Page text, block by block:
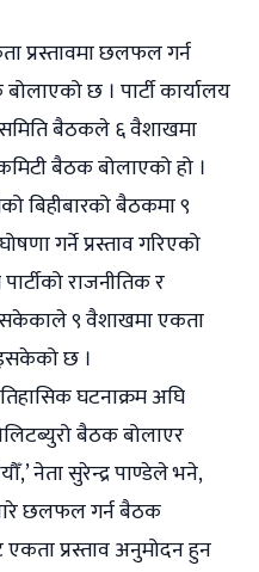
प्रस्तावमा छलफल गर्न
छ । पार्टी कार्यालय
समिति बैठकले ६ वैशाखमा
बैठक बोलाएको हो ।
बिहीबारको बैठकमा ९
गर्ने प्रस्ताव गरिएको
राजनीतिक र
९ वैशाखमा एकता
छ ।
घटनाक्रम अघि
बैठक बोलाएर
नेता सुरेन्द्र पाण्डेले भने,
छलफल गर्न बैठक
प्रस्ताव अनुमोदन हुन